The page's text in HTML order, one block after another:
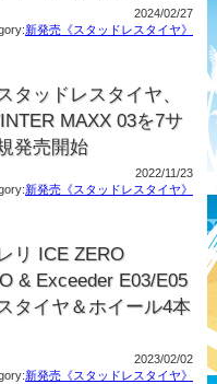
2024/02/27
新発売《スタッドレスタイヤ》
タッドレスタイヤ、
MAXX 03を7サ
発売開始
2022/11/23
新発売《スタッドレスタイヤ》
リ ICE ZERO
& Exceeder E03/E05
タイヤ＆ホイール4本
2023/02/02
新発売《スタッドレスタイヤ》